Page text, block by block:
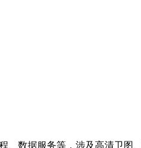
数据服务等，涉及高清卫